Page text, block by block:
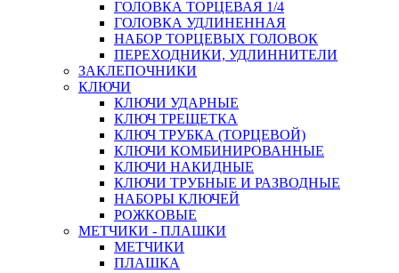
ГОЛОВКА ТОРЦЕВАЯ 1/4
ГОЛОВКА УДЛИНЕННАЯ
НАБОР ТОРЦЕВЫХ ГОЛОВОК
ПЕРЕХОДНИКИ, УДЛИННИТЕЛИ
ЗАКЛЕПОЧНИКИ
КЛЮЧИ
КЛЮЧИ УДАРНЫЕ
КЛЮЧ ТРЕЩЕТКА
КЛЮЧ ТРУБКА (ТОРЦЕВОЙ)
КЛЮЧИ КОМБИНИРОВАННЫЕ
КЛЮЧИ НАКИДНЫЕ
КЛЮЧИ ТРУБНЫЕ И РАЗВОДНЫЕ
НАБОРЫ КЛЮЧЕЙ
РОЖКОВЫЕ
МЕТЧИКИ - ПЛАШКИ
МЕТЧИКИ
ПЛАШКА